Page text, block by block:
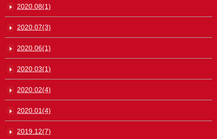
2020.08(1)
2020.07(3)
2020.06(1)
2020.03(1)
2020.02(4)
2020.01(4)
2019.12(7)